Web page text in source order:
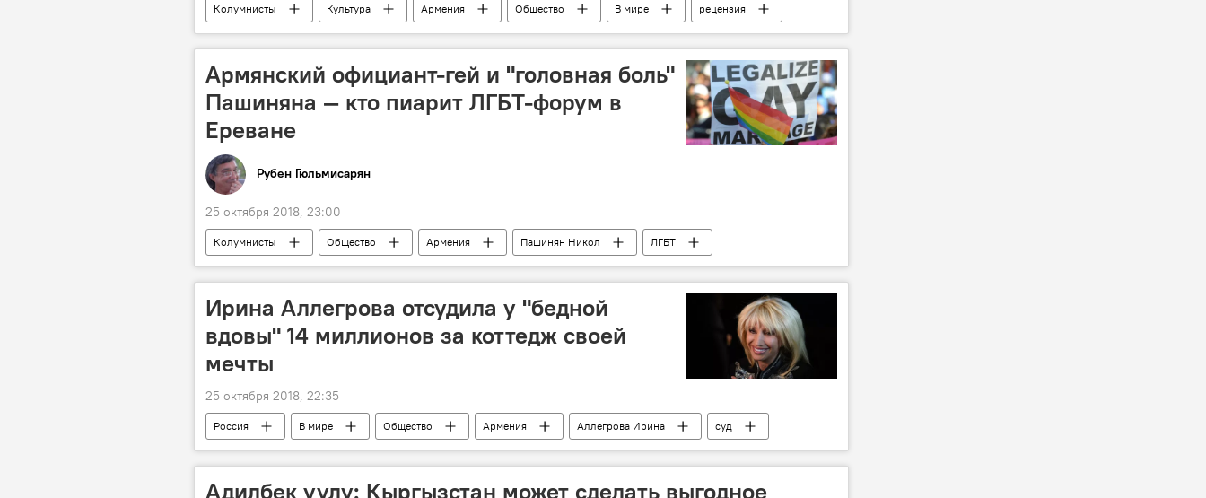
Колумнисты Культура Армения Общество В мире
рецензия
кровь
кино
Армянский официант-гей и "головная боль"
Пашиняна — кто пиарит ЛГБТ-форум в
Ереване
Рубен Гюльмисарян
25 октября 2018, 23:00
Колумнисты Общество Армения Пашинян Никол
ЛГБТ
форум
Ирина Аллегрова отсудила у "бедной
вдовы" 14 миллионов за коттедж своей
мечты
25 октября 2018, 22:35
Россия В мире Общество Армения Аллегрова Ирина суд
Адилбек уулу: Кыргызстан может сделать выгодное